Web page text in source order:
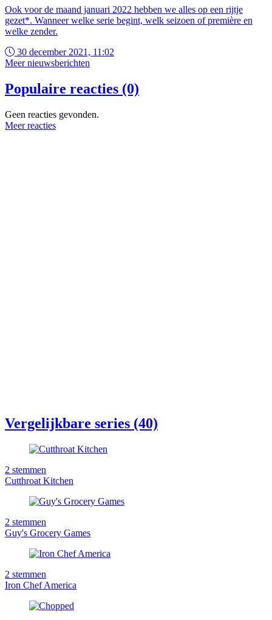
Ook voor de maand januari 2022 hebben we alles op een rijtje
gezet*. Wanneer welke serie begint, welk seizoen of première en
welke zender.
30 december 2021, 11:02
Meer nieuwsberichten
Populaire reacties (0)
Geen reacties gevonden.
Meer reacties
Vergelijkbare series (40)
2 stemmen
Cutthroat Kitchen
2 stemmen
Guy's Grocery Games
2 stemmen
Iron Chef America